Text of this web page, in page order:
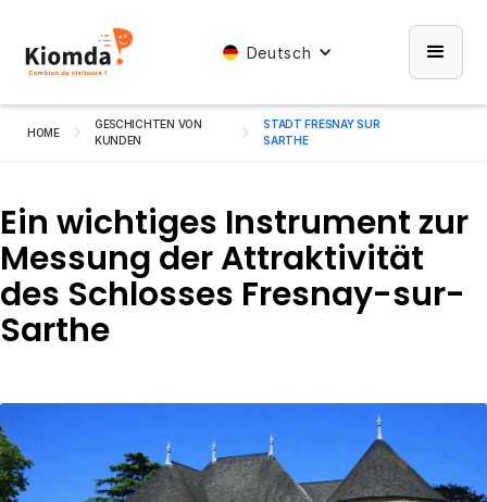
Deutsch
HOME
GESCHICHTEN VON
KUNDEN
STADT FRESNAY SUR
SARTHE
Ein wichtiges Instrument zur
Messung der Attraktivität
des Schlosses Fresnay-sur-
Sarthe